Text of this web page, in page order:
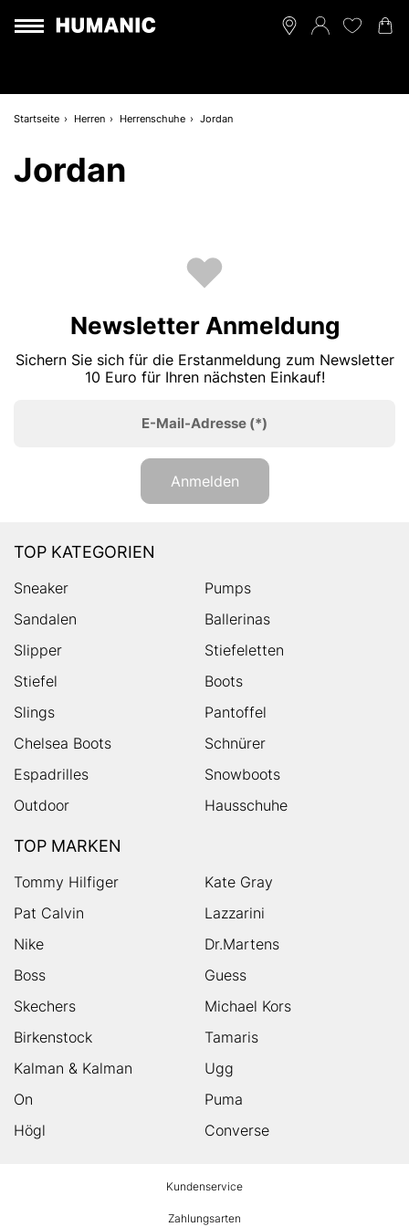
Startseite Herren Herrenschuhe Jordan
Jordan
Newsletter Anmeldung
Sichern Sie sich für die Erstanmeldung zum Newsletter
10 Euro für Ihren nächsten Einkauf!
E-Mail-Adresse (*)
Anmelden
TOP KATEGORIEN
Sneaker
Pumps
Sandalen
Ballerinas
Slipper
Stiefeletten
Stiefel
Boots
Slings
Pantoffel
Chelsea Boots
Schnürer
Espadrilles
Snowboots
Outdoor
Hausschuhe
TOP MARKEN
Tommy Hilfiger
Kate Gray
Pat Calvin
Lazzarini
Nike
Dr.Martens
Boss
Guess
Skechers
Michael Kors
Birkenstock
Tamaris
Kalman & Kalman
Ugg
On
Puma
Högl
Converse
Kundenservice
Zahlungsarten